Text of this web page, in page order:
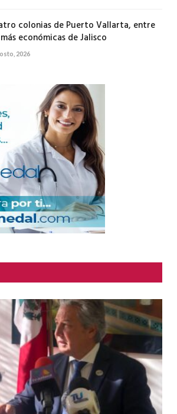
colonias de Puerto Vallarta, entre
económicas de Jalisco
2026